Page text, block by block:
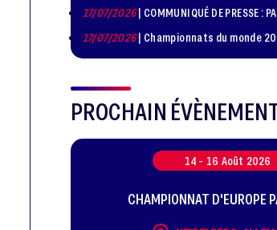
de judo à Paris le 24 octobre !
17/07/2026| COMMUNIQUÉ DE PRESSE :
17/07/2026| Championnats du monde 2026 : les athlètes
sélectionnés
PROCHAIN
14 - 16 Août 2026
CHAMPIONNAT D'EUROPE